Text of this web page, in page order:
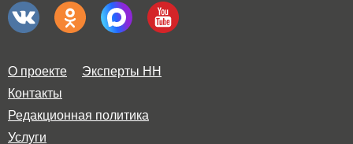
О проекте
Эксперты НН
Контакты
Редакционная политика
Услуги